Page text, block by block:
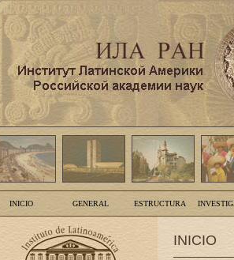
INICIO GENERAL ESTRUCTURA
INICIO